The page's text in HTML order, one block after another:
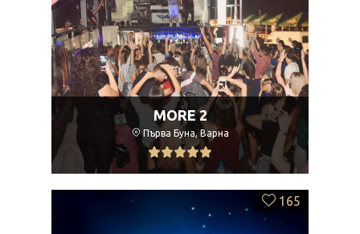
MORE 2
Първа Буна, Варна
165